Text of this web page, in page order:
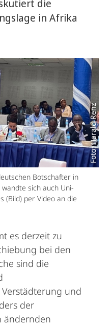
die
in Afrika
Foto: Harald Renz
Botschafter in
wandte sich auch Uni-
(Bild) per Video an die
es derzeit zu
bei den
sind die
und
der
ändernden